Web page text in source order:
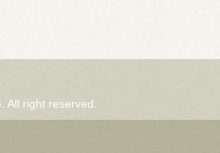
All right reserved.